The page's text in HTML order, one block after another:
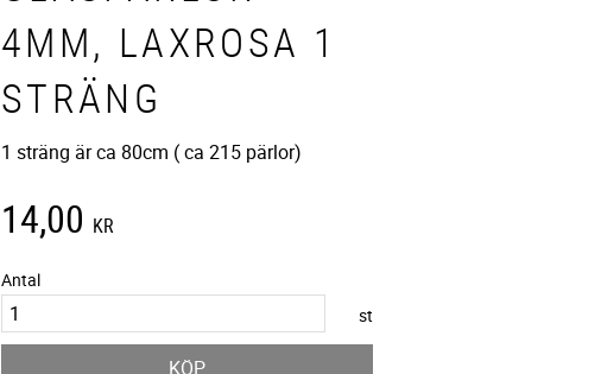
4MM, LAXROSA 1
STRÄNG
1 sträng är ca 80cm ( ca 215 pärlor)
14,00 KR
Antal
st
KÖP